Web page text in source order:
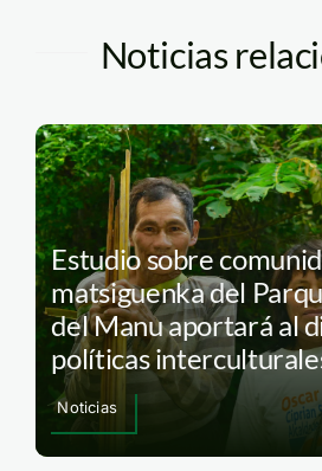
Noticias
Estudio sobre
matsiguenka del
del Manu aportará al
políticas
Noticias